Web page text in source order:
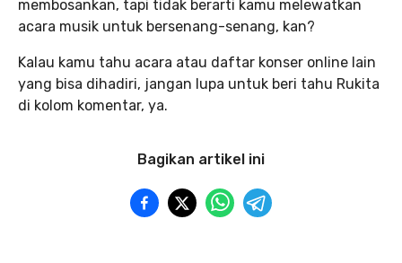
membosankan, tapi tidak berarti kamu melewatkan
acara musik untuk bersenang-senang, kan?
Kalau kamu tahu acara atau daftar konser online lain
yang bisa dihadiri, jangan lupa untuk beri tahu Rukita
di kolom komentar, ya.
Bagikan artikel ini